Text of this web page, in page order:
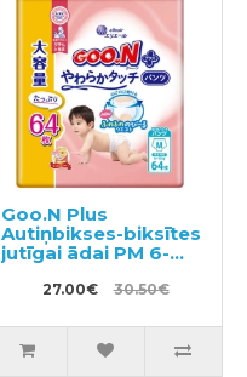
Goo.N Plus
Autiņbikses-biksītes
jutīgai ādai PM 6-
27.00€ 30.50€